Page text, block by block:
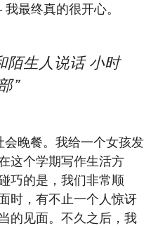
最终真的很开心。
陌生人说话小时
”
晚餐。我给一个女孩发
这个学期写作生活方
巧的是，我们非常顺
时，有不止一个人惊讶
的见面。不久之后，我